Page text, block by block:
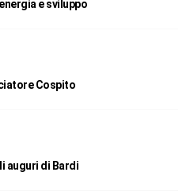
e sviluppo
Cospito
auguri di Bardi